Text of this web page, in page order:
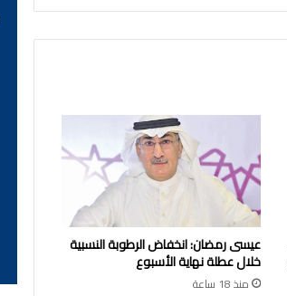
عيسى رمضان: انخفاض الرطوبة النسبية
خلال عطلة نهاية الأسبوع
منذ 18 ساعة